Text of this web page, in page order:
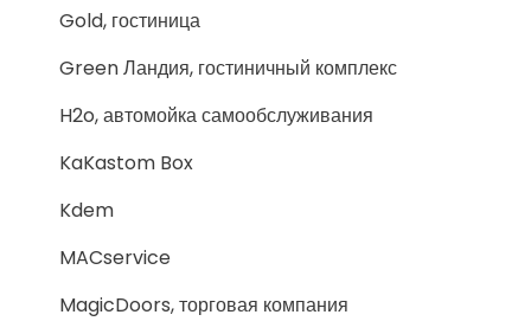
Gold, гостиница
Green Ландия, гостиничный комплекс
H2o, автомойка самообслуживания
KaKastom Box
Kdem
MACservice
MagicDoors, торговая компания